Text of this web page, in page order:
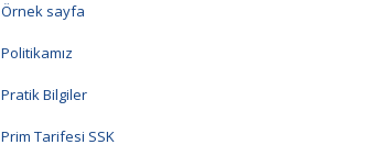
Örnek sayfa
Politikamız
Pratik Bilgiler
Prim Tarifesi SSK